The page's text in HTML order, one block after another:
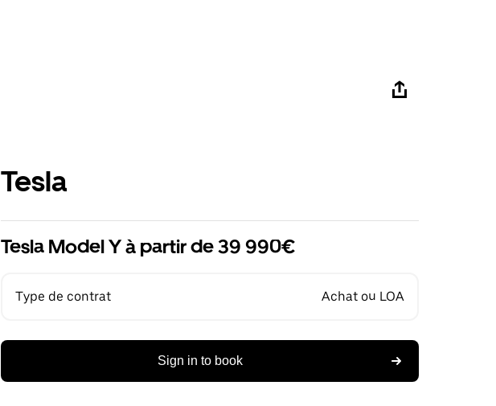
Tesla
Tesla Model Y à partir de 39 990€
Type de contrat Achat ou LOA
Sign in to book